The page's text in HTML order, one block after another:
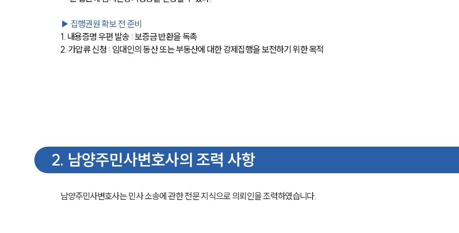
▶ 집행권원 확보 전 준비
1. 내용증명 우편 발송 : 보증금 반환을 독촉
2. 가압류 신청 : 임대인의 동산 또는 부동산에 대한 강제집행을 보전하기 위한 목적
2. 남양주민사변호사의 조력 사항
남양주민사변호사는 민사 소송에 관한 전문 지식으로 의뢰인을 조력하였습니다.